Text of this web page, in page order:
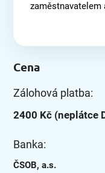
zaměstnavatelem
Cena
Zálohová platba:
2400 Kč (neplátce
Banka:
ČSOB, a.s.